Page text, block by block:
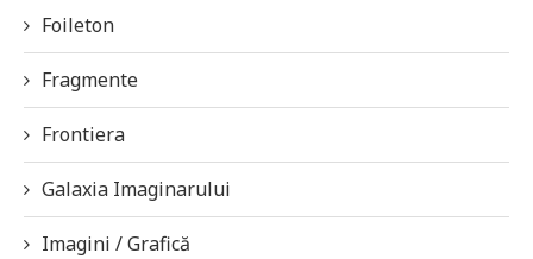
Foileton
Fragmente
Frontiera
Galaxia Imaginarului
Imagini / Grafică